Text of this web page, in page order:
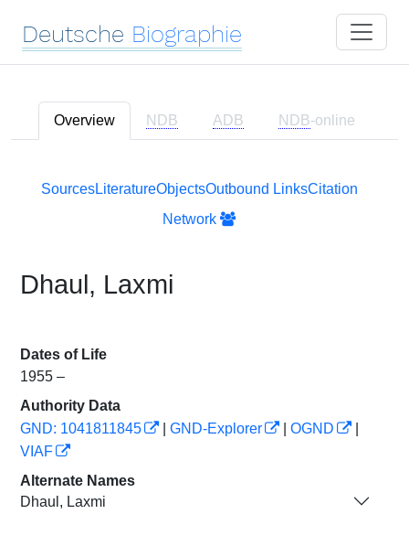
Deutsche Biographie
Overview NDB ADB NDB-online
SourcesLiteratureObjectsOutbound LinksCitation
Network
Dhaul, Laxmi
Dates of Life
1955 –
Authority Data
GND: 1041811845
GND-Explorer OGND
VIAF
Alternate Names
Dhaul, Laxmi